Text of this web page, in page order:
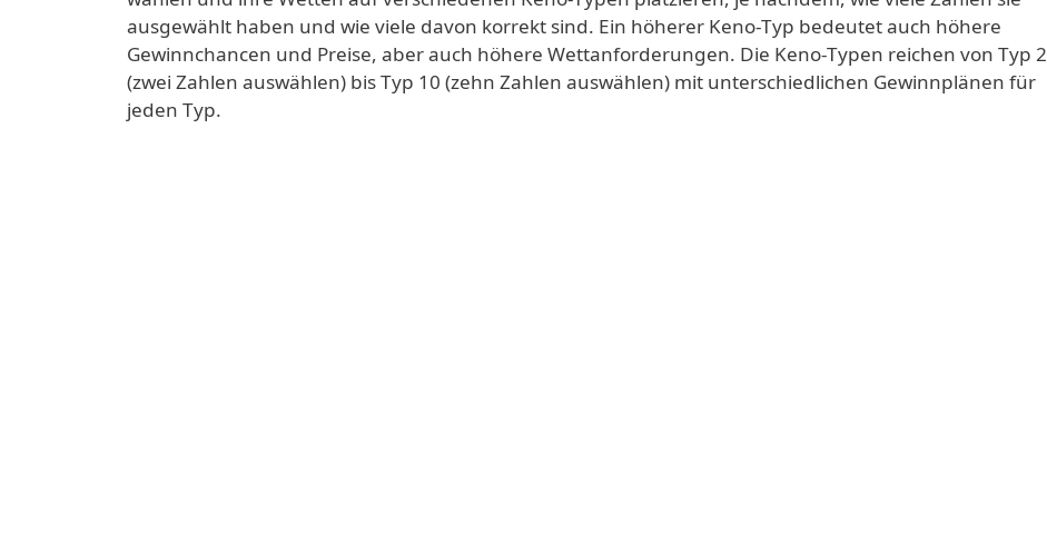
ausgewählt haben und wie viele davon korrekt sind. Ein höherer Keno-Typ bedeutet auch höhere
Gewinnchancen und Preise, aber auch höhere Wettanforderungen. Die Keno-Typen reichen von Typ 2
(zwei Zahlen auswählen) bis Typ 10 (zehn Zahlen auswählen) mit unterschiedlichen Gewinnplänen für
jeden Typ.